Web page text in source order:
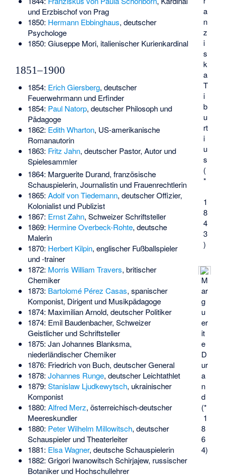
a
n
z
i
s
k
a
T
i
b
u
rt
i
u
s
(
*
1
8
4
3
)
und Erzbischof von Prag
1850: Hermann Ebbinghaus, deutscher
Psychologe
1850: Giuseppe Mori, italienischer Kurienkardinal
1851–1900
1854: Erich Giersberg, deutscher
Feuerwehrmann und Erfinder
1854: Paul Natorp, deutscher Philosoph und
Pädagoge
1862: Edith Wharton, US-amerikanische
Romanautorin
1863: Fritz Jahn, deutscher Pastor, Autor und
Spielesammler
M
ar
g
u
er
it
e
D
ur
a
n
d
(*
1
8
6
4)
1864: Marguerite Durand, französische
Schauspielerin, Journalistin und Frauenrechtlerin
1865: Adolf von Tiedemann, deutscher Offizier,
Kolonialist und Publizist
1867: Ernst Zahn, Schweizer Schriftsteller
1869: Hermine Overbeck-Rohte, deutsche
Malerin
1870: Herbert Kilpin, englischer Fußballspieler
und -trainer
1872: Morris William Travers, britischer
Chemiker
1873: Bartolomé Pérez Casas, spanischer
Komponist, Dirigent und Musikpädagoge
1874: Maximilian Arnold, deutscher Politiker
1874: Emil Baudenbacher, Schweizer
Geistlicher und Schriftsteller
1875: Jan Johannes Blanksma,
niederländischer Chemiker
1876: Friedrich von Buch, deutscher General
1878: Johannes Runge, deutscher Leichtathlet
1879: Stanislaw Ljudkewytsch, ukrainischer
Komponist
1880: Alfred Merz, österreichisch-deutscher
Meereskundler
1880: Peter Wilhelm Millowitsch, deutscher
Schauspieler und Theaterleiter
1881: Elsa Wagner, deutsche Schauspielerin
1882: Grigori Iwanowitsch Schirjajew, russischer
Botaniker und Hochschullehrer